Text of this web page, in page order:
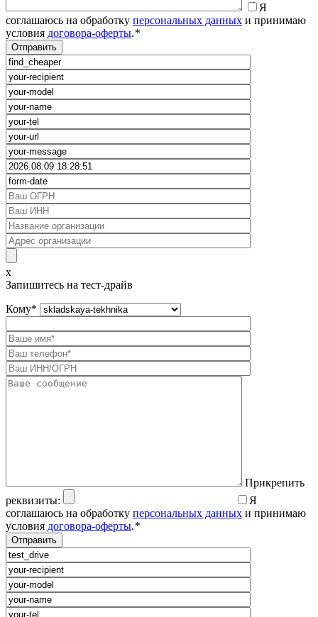
Я
соглашаюсь на обработку персональных данных и принимаю
условия договора-оферты.*
x
Запишитесь на тест-драйв
Кому*
Прикрепить
реквизиты:
Я
соглашаюсь на обработку персональных данных и принимаю
условия договора-оферты.*